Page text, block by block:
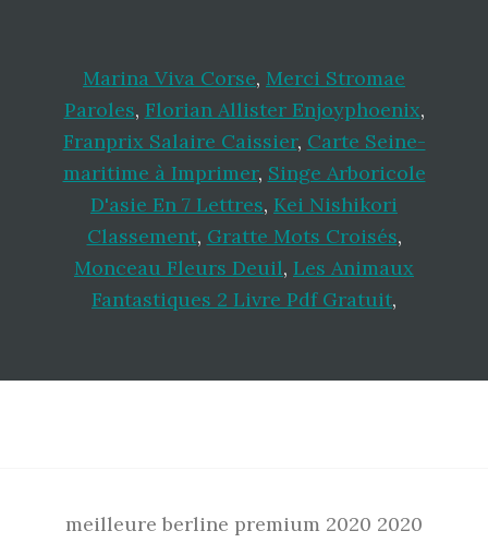
Marina Viva Corse, Merci Stromae
Paroles, Florian Allister Enjoyphoenix,
Franprix Salaire Caissier, Carte Seine-
maritime à Imprimer, Singe Arboricole
D'asie En 7 Lettres, Kei Nishikori
Classement, Gratte Mots Croisés,
Monceau Fleurs Deuil, Les Animaux
Fantastiques 2 Livre Pdf Gratuit,
meilleure berline premium 2020 2020